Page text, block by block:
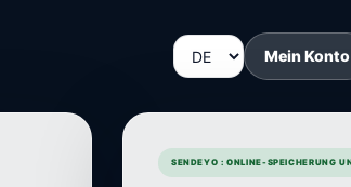
Mein Konto
SENDEYO : ONLINE-SPEICHERUNG